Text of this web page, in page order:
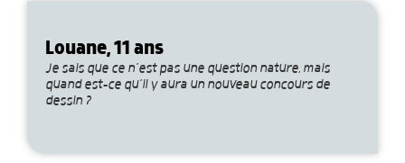
Louane, 11 ans
Je sais que ce n’est pas une question nature, mais
quand est-ce qu’il y aura un nouveau concours de
dessin ?